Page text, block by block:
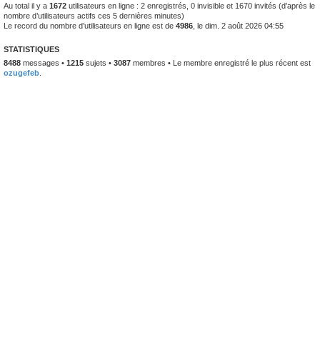
Au total il y a 1672 utilisateurs en ligne : 2 enregistrés, 0 invisible et 1670 invités (d’après le
nombre d’utilisateurs actifs ces 5 dernières minutes)
Le record du nombre d’utilisateurs en ligne est de 4986 , le dim. 2 août 2026 04:55
STATISTIQUES
8488 messages • 1215 sujets • 3087 membres • Le membre enregistré le plus récent est
ozugefeb